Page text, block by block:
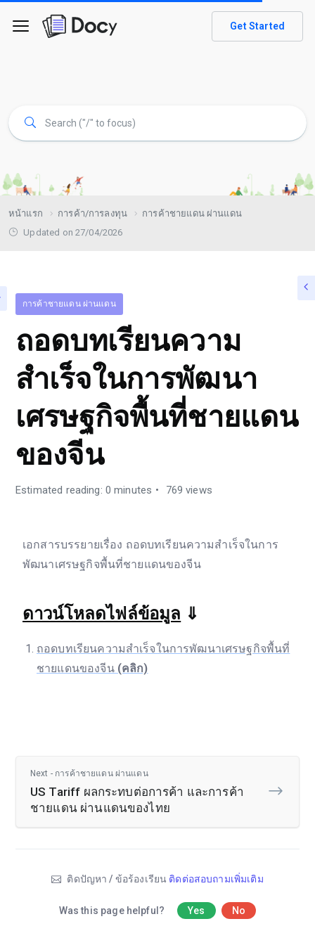
Get Started
หน้าแรก การค้า/การลงทุน
การค้าชายแดน ผ่านแดน
Updated on 27/04/2026
การค้าชายแดน ผ่านแดน
ถอดบทเรียนความ
สำเร็จในการพัฒนา
เศรษฐกิจพื้นที่ชายแดน
ของจีน
Estimated reading: 0 minutes 769 views
เอกสารบรรยายเรื่อง ถอดบทเรียนความสำเร็จในการ
พัฒนาเศรษฐกิจพื้นที่ชายแดนของจีน
ดาวน์โหลดไฟล์ข้อมูล ⇓
ถอดบทเรียนความสำเร็จในการพัฒนาเศรษฐกิจพื้นที่
ชายแดนของจีน (คลิก)
Next - การค้าชายแดน ผ่านแดน
US Tariff ผลกระทบต่อการค้า และการค้า
ชายแดน ผ่านแดนของไทย
ติดปัญหา / ข้อร้องเรียน ติดต่อสอบถามเพิ่มเติม
Was this page helpful? Yes No